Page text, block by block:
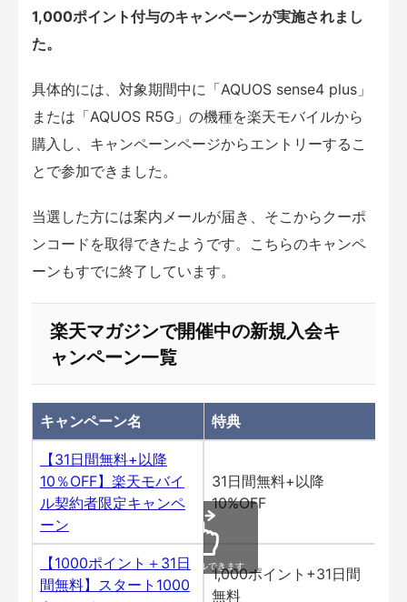
1,000ポイント付与のキャンペーンが実施されまし
た。
具体的には、対象期間中に「AQUOS sense4 plus」
または「AQUOS R5G」の機種を楽天モバイルから
購入し、キャンペーンページからエントリーするこ
とで参加できました。
当選した方には案内メールが届き、そこからクーポ
ンコードを取得できたようです。こちらのキャンペ
ーンもすでに終了しています。
楽天マガジンで開催中の新規入会キ
ャンペーン一覧
キャンペーン名 特典
【31日間無料+以降
10％OFF】楽天モバイ
ル契約者限定キャンペ
ーン
31日間無料+以降
10%OFF
【1000ポイント＋31日
間無料】スタート1000
1,000ポイント+31日間
無料
スクロールできます